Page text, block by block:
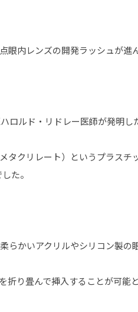
内レンズの開発ラッシュが進
ロルド・リドレー医師が発明し
タクリレート）というプラスチ
た。
らかいアクリルやシリコン製の
折り畳んで挿入することが可能